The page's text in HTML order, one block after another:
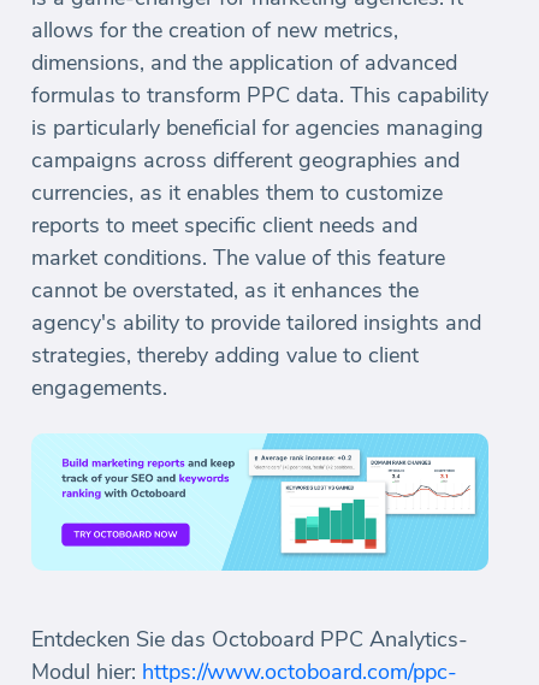
allows for the creation of new metrics,
dimensions, and the application of advanced
formulas to transform PPC data. This capability
is particularly beneficial for agencies managing
campaigns across different geographies and
currencies, as it enables them to customize
reports to meet specific client needs and
market conditions. The value of this feature
cannot be overstated, as it enhances the
agency's ability to provide tailored insights and
strategies, thereby adding value to client
engagements.
Entdecken Sie das Octoboard PPC Analytics-
Modul hier: https://www.octoboard.com/ppc-